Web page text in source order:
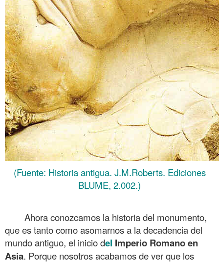
(Fuente: Historia antigua. J.M.Roberts. Ediciones
BLUME, 2.002.)
Ahora conozcamos la historia del monumento,
que es tanto como asomarnos a la decadencia del
mundo antiguo, el inicio del Imperio Romano en
Asia. Porque nosotros acabamos de ver que los